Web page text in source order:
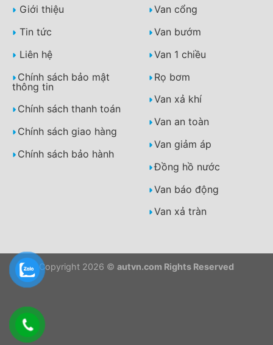
Giới thiệu
Tin tức
Liên hệ
Chính sách bảo mật
thông tin
Chính sách thanh toán
Chính sách giao hàng
Chính sách bảo hành
Van cổng
Van bướm
Van 1 chiều
Rọ bơm
Van xả khí
Van an toàn
Van giảm áp
Đồng hồ nước
Van báo động
Van xả tràn
Copyright 2026 © autvn.com Rights Reserved